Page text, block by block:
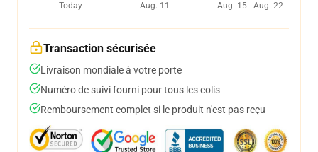
Today
Aug. 11
Aug. 15 - Aug. 22
Transaction sécurisée
Livraison mondiale à votre porte
Numéro de suivi fourni pour tous les colis
Remboursement complet si le produit n'est pas reçu